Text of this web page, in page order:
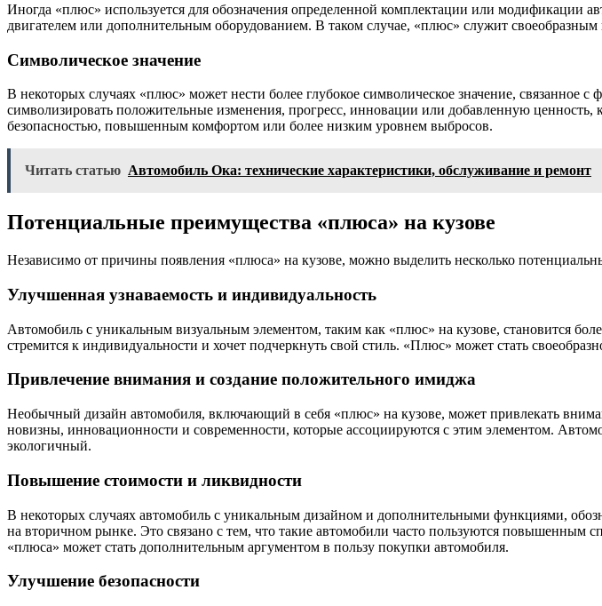
Иногда «плюс» используется для обозначения определенной комплектации или модификации
двигателем или дополнительным оборудованием. В таком случае, «плюс» служит
Символическое значение
В некоторых случаях «плюс» может нести более глубокое символическое значение,
символизировать положительные изменения, прогресс, инновации или добавленную
безопасностью, повышенным комфортом или более низким уровнем выбросов.
Читать статью Автомобиль Ока: технические характеристики, обслуживание и ремонт
Потенциальные преимущества «плюса» на кузове
Независимо от причины появления «плюса» на кузове, можно выделить несколько
Улучшенная узнаваемость и индивидуальность
Автомобиль с уникальным визуальным элементом, таким как «плюс» на кузове, становится
стремится к индивидуальности и хочет подчеркнуть свой стиль. «Плюс» может стать
Привлечение внимания и создание положительного имиджа
Необычный дизайн автомобиля, включающий в себя «плюс» на кузове, может привлекать
новизны, инновационности и современности, которые ассоциируются с этим элементом.
экологичный.
Повышение стоимости и ликвидности
В некоторых случаях автомобиль с уникальным дизайном и дополнительными функциями,
на вторичном рынке. Это связано с тем, что такие автомобили часто пользуются повышенным
«плюса» может стать дополнительным аргументом в пользу покупки автомобиля.
Улучшение безопасности